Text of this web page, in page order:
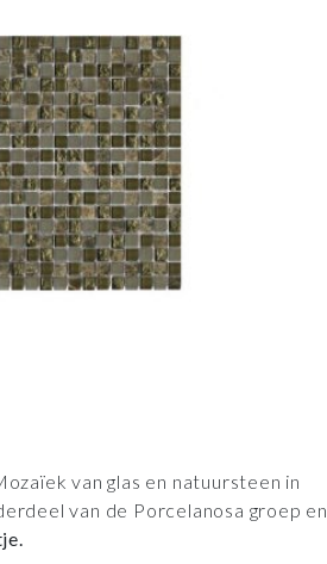
van glas en natuursteen in
van de Porcelanosa groep en